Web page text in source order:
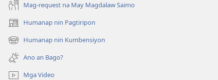
Mag-request na May Magdalaw Saimo
Humanap nin Pagtiripon
(opens
new
window)
Humanap nin Kumbensiyon
(opens
new
window)
Ano an Bago?
Mga Video